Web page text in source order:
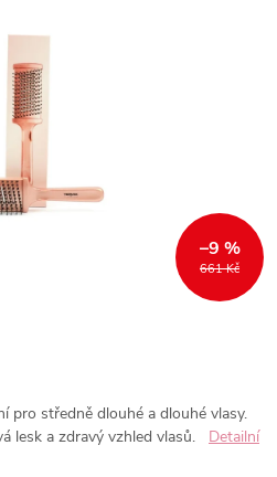
661 Kč
–9 %
pro středně dlouhé a dlouhé vlasy.
lesk a zdravý vzhled vlasů.
Detailní